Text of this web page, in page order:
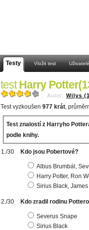
Testy Vložit test Uživatelé
testHarry
Autor: Wilys
Test vyzkoušen 977 krát,
Test znalostí z Harryho
podle knihy.
Kdo jsou Pobertové?
Albus Brumbál,
Harry Potter, Ron
Sirius Black,
Kdo zradil rodinu
Severus Snape
Sirius Black